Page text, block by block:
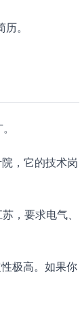
。
，它的技术岗
，要求电气、
极高。如果你